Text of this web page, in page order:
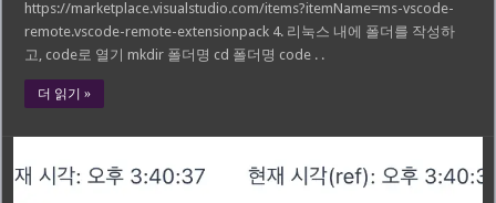
https://marketplace.visualstudio.com/items?itemName=ms-vscode-
remote.vscode-remote-extensionpack 4. 리눅스 내에 폴더를 작성하
고, code로 열기 mkdir 폴더명 cd 폴더명 code . .
더 읽기 »